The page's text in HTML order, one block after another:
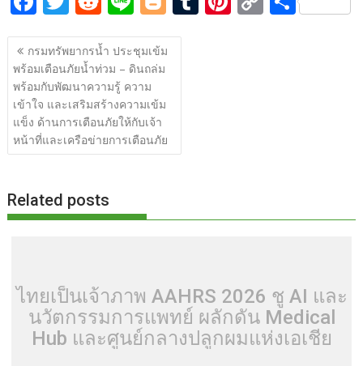
ac
e
b
o
o
k
w
itt
er
e
d
di
t
n
e
o
g
แนะแนว
เรื่อง
กรมทรัพยากรน้ำ ประชุมเข้ม
พร้อมเตือนภัยน้ำท่วม – ดินถล่ม
พร้อมกับพัฒนาความรู้ ความ
เข้าใจ และเสริมสร้างความเข้ม
แข็ง ด้านการเตือนภัยให้กับเจ้า
หน้าที่และเครือข่ายการเตือนภัย
Related posts
ไทยเป็นเจ้าภาพ AAHRS 2026 ชู AI และ
นวัตกรรมการแพทย์ ผลักดัน Medical
Hub และศูนย์กลางปลูกผมแห่งเอเชีย